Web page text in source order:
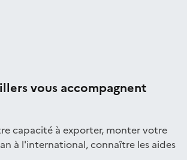
vous accompagnent
capacité à exporter, monter votre
à l'international, connaître les aides